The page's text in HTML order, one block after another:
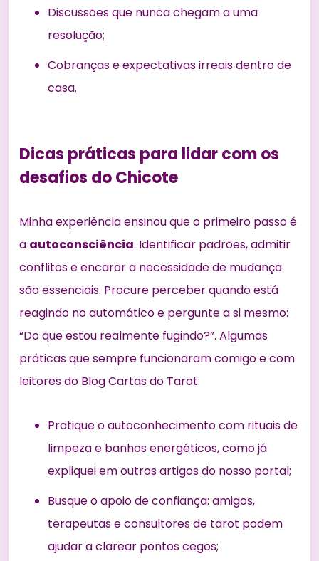
Discussões que nunca chegam a uma
resolução;
Cobranças e expectativas irreais dentro de
casa.
Dicas práticas para lidar com os
desafios do Chicote
Minha experiência ensinou que o primeiro passo é
a autoconsciência. Identificar padrões, admitir
conflitos e encarar a necessidade de mudança
são essenciais. Procure perceber quando está
reagindo no automático e pergunte a si mesmo:
“Do que estou realmente fugindo?”. Algumas
práticas que sempre funcionaram comigo e com
leitores do Blog Cartas do Tarot:
Pratique o autoconhecimento com rituais de
limpeza e banhos energéticos, como já
expliquei emoutros artigos do nosso portal;
Busque o apoio de confiança: amigos,
terapeutas e consultores de tarot podem
ajudar a clarear pontos cegos;